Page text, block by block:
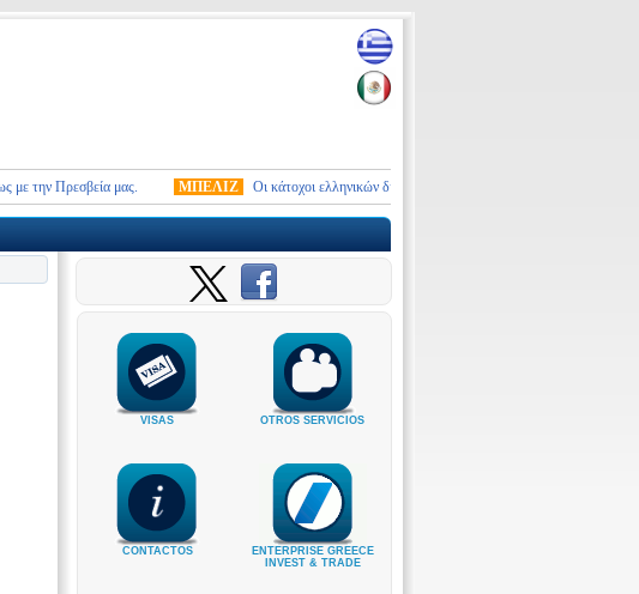
την Πρεσβεία μας. ΜΠΕΛΙΖ Οι κάτοχοι ελληνικών διαβατηρίων που προτίθενται να επισκεφθούν
VISAS OTROS SERVICIOS
CONTACTOS
ENTERPRISE GREECE
INVEST & TRADE